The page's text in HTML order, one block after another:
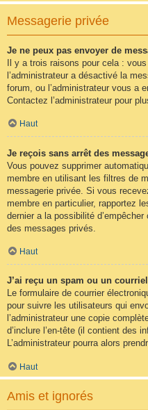
Messagerie privée
Je ne peux pas envoyer de
Il y a trois raisons pour cela :
l’administrateur a désactivé la
forum, ou l’administrateur vous a
Contactez l’administrateur pour
Haut
Je reçois sans arrêt des
Vous pouvez supprimer
membre en utilisant les filtres de
messagerie privée. Si vous
membre en particulier, rapportez
dernier a la possibilité
des messages privés.
Haut
J’ai reçu un spam ou un
Le formulaire de courrier
pour suivre les utilisateurs qui
l’administrateur une copie
d’inclure l’en-tête (il contient des
L’administrateur pourra alors
Haut
Amis et ignorés